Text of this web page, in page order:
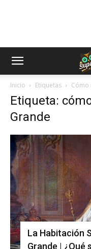
Inicio Etiquetas Cómo
Etiqueta:
Grande
La Habitación
Grande | ¿Qué